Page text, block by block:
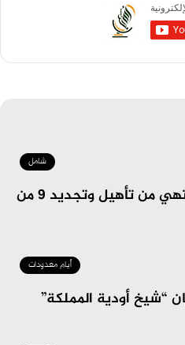
شامل
بلدية محافظة القطيف تنتهي من تأهيل وتجديد ٩ من
أيام معدودات
“شيخ أودية المملكة”